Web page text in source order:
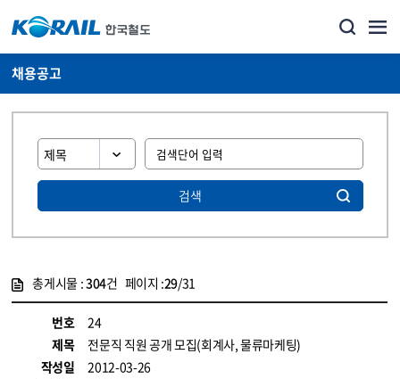
채용공고
검색
총게시물 :304건 페이지 :29/31
번호
24
제목
전문직 직원 공개 모집(회계사, 물류마케팅)
작성일
2012-03-26